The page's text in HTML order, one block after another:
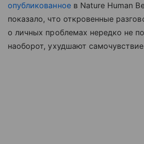
опубликованноев Nature Human
показало, что откровенные
о личных проблемах нередко не
наоборот, ухудшают